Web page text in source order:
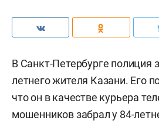
В Санкт-Петербурге полиция
летнего жителя Казани. Его
что он в качестве курьера
мошенников забрал у 84-